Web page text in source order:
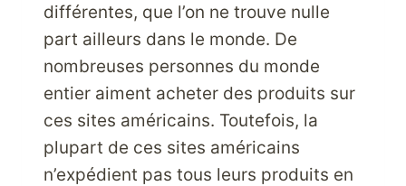
différentes, que l’on ne trouve nulle
part ailleurs dans le monde. De
nombreuses personnes du monde
entier aiment acheter des produits sur
ces sites américains. Toutefois, la
plupart de ces sites américains
n’expédient pas tous leurs produits en